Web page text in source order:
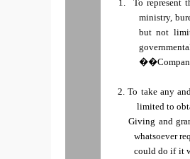
1. To represent
ministry,
but not
2. To take any
limited to
Giving and
whatsoever
could do if it